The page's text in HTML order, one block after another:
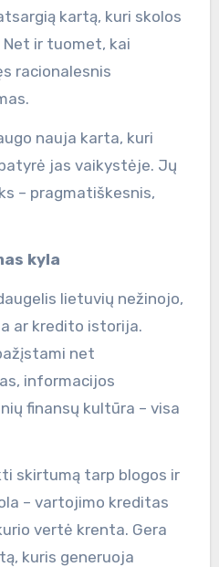
kartą, kuri skolos
ir tuomet, kai
racionalesnis
nauja karta, kuri
jas vaikystėje. Jų
– pragmatiškesnis,
kyla
lietuvių nežinojo,
ar kredito istorija.
net
informacijos
finansų kultūra – visa
skirtumą tarp blogos ir
– vartojimo kreditas
vertė krenta. Gera
kuris generuoja